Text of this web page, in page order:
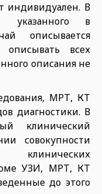
индивидуален. В
указанного в
описывается
описывать всех
описания не
МРТ, КТ
диагностики. В
клинический
совокупности
клинических
УЗИ, МРТ, КТ
до этого